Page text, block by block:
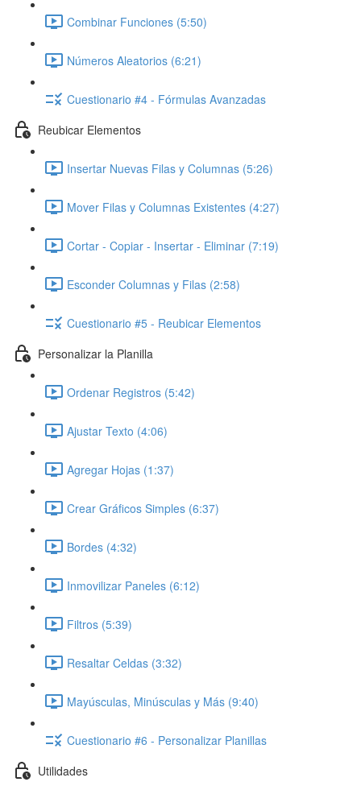
Combinar Funciones (5:50)
Números Aleatorios (6:21)
Cuestionario #4 - Fórmulas Avanzadas
Reubicar Elementos
Insertar Nuevas Filas y Columnas (5:26)
Mover Filas y Columnas Existentes (4:27)
Cortar - Copiar - Insertar - Eliminar (7:19)
Esconder Columnas y Filas (2:58)
Cuestionario #5 - Reubicar Elementos
Personalizar la Planilla
Ordenar Registros (5:42)
Ajustar Texto (4:06)
Agregar Hojas (1:37)
Crear Gráficos Simples (6:37)
Bordes (4:32)
Inmovilizar Paneles (6:12)
Filtros (5:39)
Resaltar Celdas (3:32)
Mayúsculas, Minúsculas y Más (9:40)
Cuestionario #6 - Personalizar Planillas
Utilidades